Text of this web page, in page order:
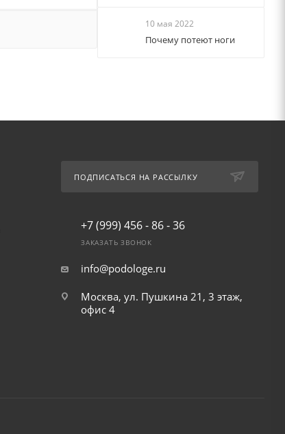
10 мая 2022
Почему потеют ноги
ПОДПИСАТЬСЯ НА РАССЫЛКУ
+7 (999) 456 - 86 - 36
ЗАКАЗАТЬ ЗВОНОК
info@podologe.ru
Москва, ул. Пушкина 21, 3 этаж,
офис 4